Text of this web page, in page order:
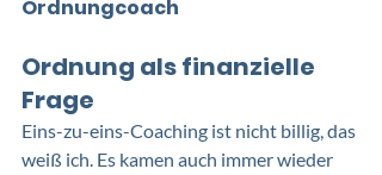
Ordnungcoach
Ordnung als finanzielle
Frage
Eins-zu-eins-Coaching ist nicht billig, das
weiß ich. Es kamen auch immer wieder